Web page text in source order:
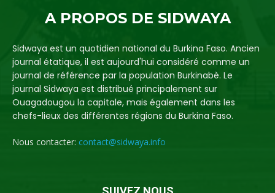
A PROPOS DE SIDWAYA
Sidwaya est un quotidien national du Burkina Faso. Ancien
journal étatique, il est aujourd'hui considéré comme un
journal de référence par la population Burkinabè. Le
journal Sidwaya est distribué principalement sur
Ouagadougou la capitale, mais également dans les
chefs-lieux des différentes régions du Burkina Faso.
Nous contacter: contact@sidwaya.info